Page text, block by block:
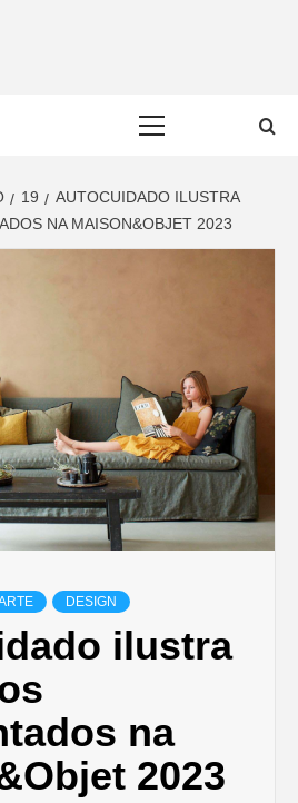
19
AUTOCUIDADO ILUSTRA
NA MAISON&OBJET 2023
DESIGN
ilustra
na
2023